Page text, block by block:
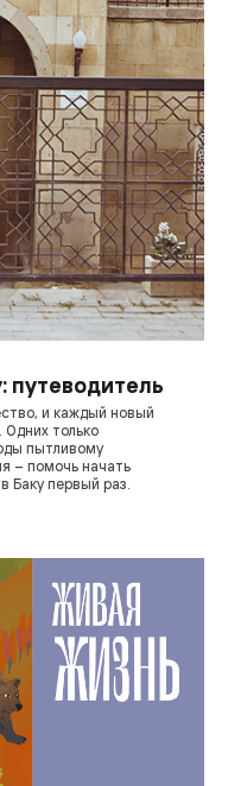
путеводитель
и каждый новый
Одних только
пытливому
– помочь начать
Баку первый раз.